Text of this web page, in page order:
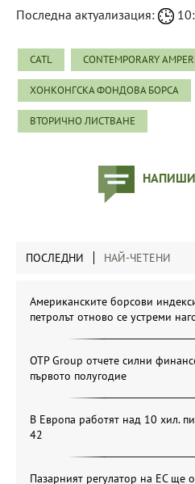
Последна актуализация:
CATL CONTEMPORARY
ХОНКОНГСКА ФОНДОВА БОРСА
ВТОРИЧНО ЛИСТВАНЕ
ПОСЛЕДНИ НАЙ-ЧЕТЕНИ
Американските борсови
петролът отново се устреми
OTP Group отчете силни
първото полугодие
В Европа работят над 10 хил.
42
Пазарният регулатор на ЕС ще